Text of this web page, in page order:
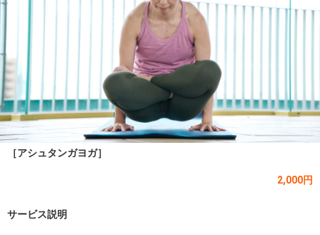
［アシュタンガヨガ］
2,000円
サービス説明